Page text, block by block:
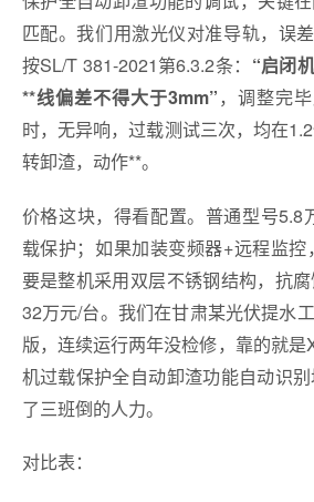
匹配。我们用激光仪对准导轨，误
按SL/T 381-2021第6.3.2条： “启闭
**线偏差不得大于3mm” ，调整完
时，无异响，过载测试三次，均在
转卸渣，动作**。
价格这块，得看配置。普通型号5.8
载保护；如果加装变频器+远程监控
要是整机采用双层不锈钢结构，抗
32万元/台。我们在甘肃某光伏提水
版，连续运行两年没检修，靠的就
机过载保护全自动卸渣功能自动识
了三班倒的人力。
对比表：